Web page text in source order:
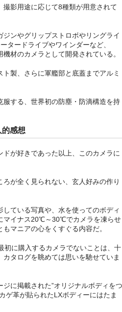
撮影用途に応じて8種類が用意されて
ジンやグリップストロボやリングライ
タードライブやワインダーなど、
材のカメラとして開発されている。
製、さらに軍艦部と底蓋までアルミ
服する、世界初の防塵・防滴構造を持
感想
が好きであった以上、このカメラに
が全く見られない、玄人好みの作り
ている写真や、水を使ってのボディ
マイナス20℃～30℃でカメラを凍らせ
マニアの心をくすぐる内容だ。
初に購入するカメラでないことは、十
カタログを眺めては思いを馳せていま
に掲載された”オリジナルボディをつ
ゲ革が貼られたLXボディーにはたま